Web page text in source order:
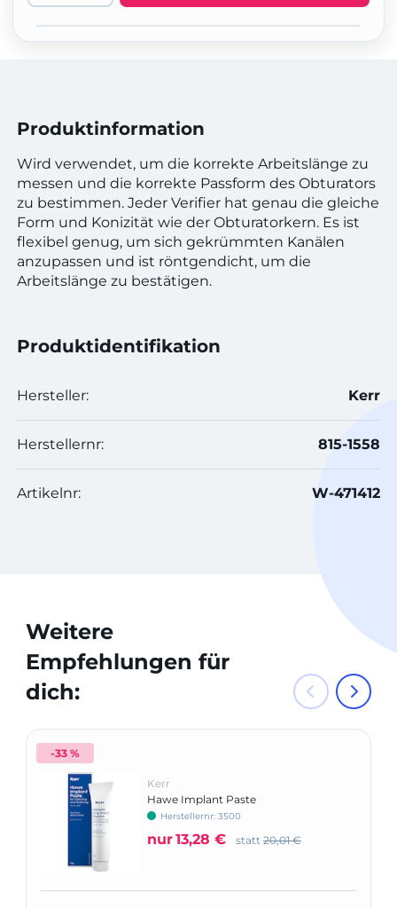
Produktinformation
Wird verwendet, um die korrekte Arbeitslänge zu
messen und die korrekte Passform des Obturators
zu bestimmen. Jeder Verifier hat genau die gleiche
Form und Konizität wie der Obturatorkern. Es ist
flexibel genug, um sich gekrümmten Kanälen
anzupassen und ist röntgendicht, um die
Arbeitslänge zu bestätigen.
Produktidentifikation
Hersteller: Kerr
Herstellernr: 815-1558
Artikelnr: W-471412
Weitere
Empfehlungen für
dich:
-33 %
Kerr
Hawe Implant Paste
Herstellernr: 3500
nur13,28 € statt 20,01 €